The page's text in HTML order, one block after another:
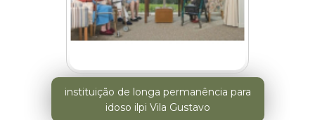
instituição de longa permanência para
idoso ilpi Vila Gustavo